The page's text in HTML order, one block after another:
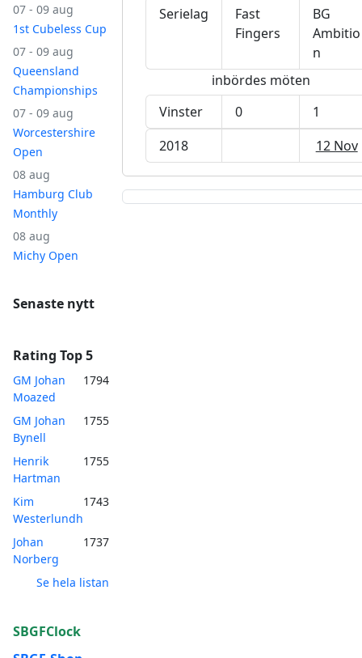
07 - 09 aug
1st Cubeless Cup
07 - 09 aug
Queensland
Championships
07 - 09 aug
Worcestershire
Open
08 aug
Hamburg Club
Monthly
08 aug
Michy Open
Senaste nytt
Rating Top 5
GM Johan
Moazed
1794
GM Johan
Bynell
1755
Henrik
Hartman
1755
Kim
Westerlundh
1743
Johan
Norberg
1737
Se hela listan
SBGFClock
Serielag
Fast
Fingers
BG
Ambitio
n
inbördes möten
Vinster
0
1
2018
12 Nov